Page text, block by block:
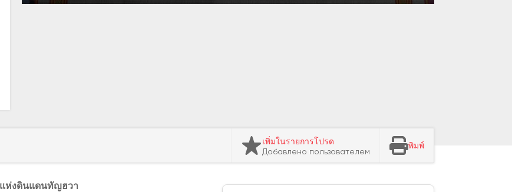
เพิ่มในรายการโปรด
Добавлено пользователем
พิมพ์
ห่งดินแดนทัญฮวา